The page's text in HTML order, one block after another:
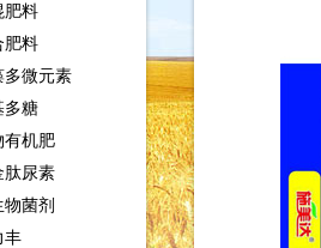
肥料
肥料
多微元素
多糖
有机肥
肽尿素
菌剂
丰